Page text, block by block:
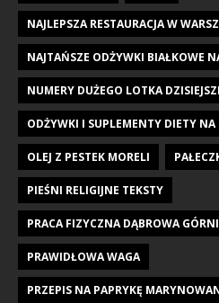
NAJLEPSZA RESTAURACJA W
NAJTAŃSZE ODŻYWKI BIAŁKOWE
NUMERY DUŻEGO LOTKA
ODŻYWKI I SUPLEMENTY DIETY
OLEJ Z PESTEK MORELI
PIEŚNI RELIGIJNE TEKSTY
PRACA FIZYCZNA DĄBROWA
PRAWIDŁOWA WAGA
PRZEPIS NA PAPRYKĘ